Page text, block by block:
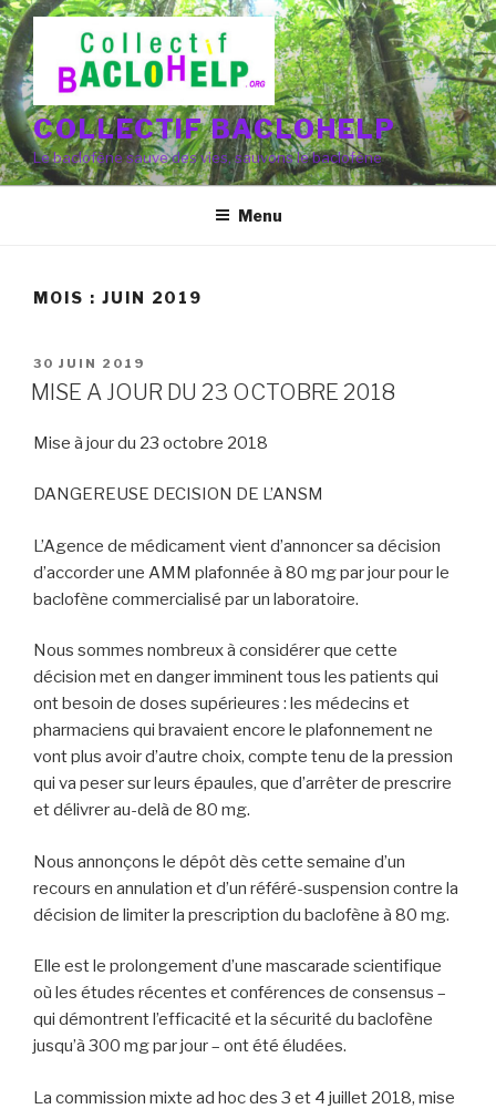
Aller
au
contenu
principal
COLLECTIF BACLOHELP
Le baclofène sauve des vies, sauvons le baclofène
Menu
MOIS : JUIN 2019
PUBLIÉ
LE
30 JUIN 2019
MISE A JOUR DU 23 OCTOBRE 2018
Mise à jour du 23 octobre 2018
DANGEREUSE DECISION DE L’ANSM
L’Agence de médicament vient d’annoncer sa décision
d’accorder une AMM plafonnée à 80 mg par jour pour le
baclofène commercialisé par un laboratoire.
Nous sommes nombreux à considérer que cette
décision met en danger imminent tous les patients qui
ont besoin de doses supérieures : les médecins et
pharmaciens qui bravaient encore le plafonnement ne
vont plus avoir d’autre choix, compte tenu de la pression
qui va peser sur leurs épaules, que d’arrêter de prescrire
et délivrer au-delà de 80 mg.
Nous annonçons le dépôt dès cette semaine d’un
recours en annulation et d’un référé-suspension contre la
décision de limiter la prescription du baclofène à 80 mg.
Elle est le prolongement d’une mascarade scientifique
où les études récentes et conférences de consensus –
qui démontrent l’efficacité et la sécurité du baclofène
jusqu’à 300 mg par jour – ont été éludées.
La commission mixte ad hoc des 3 et 4 juillet 2018, mise